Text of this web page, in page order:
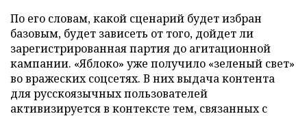
По его словам, какой сценарий будет избран
базовым, будет зависеть от того, дойдет ли
зарегистрированная партия до агитационной
кампании. «Яблоко» уже получило «зеленый свет»
во вражеских соцсетях. В них выдача контента
для русскоязычных пользователей
активизируется в контексте тем, связанных с